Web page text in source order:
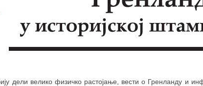
дели велико физичко растојање, вести о Гренланду и